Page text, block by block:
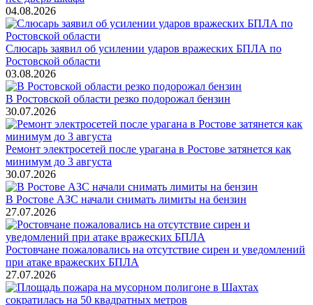
04.08.2026
Слюсарь заявил об усилении ударов вражеских БПЛА по
Ростовской области
03.08.2026
В Ростовской области резко подорожал бензин
30.07.2026
Ремонт электросетей после урагана в Ростове затянется как
минимум до 3 августа
30.07.2026
В Ростове АЗС начали снимать лимиты на бензин
27.07.2026
Ростовчане пожаловались на отсутствие сирен и уведомлений
при атаке вражеских БПЛА
27.07.2026